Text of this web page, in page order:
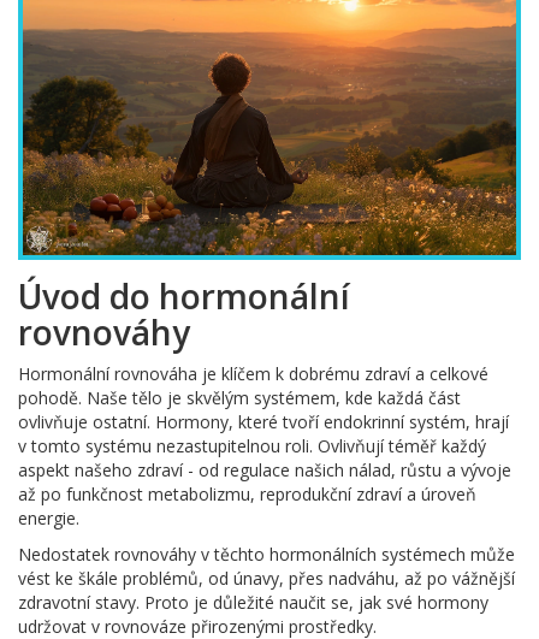
Úvod do hormonální
rovnováhy
Hormonální rovnováha je klíčem k dobrému zdraví a celkové
pohodě. Naše tělo je skvělým systémem, kde každá část
ovlivňuje ostatní. Hormony, které tvoří endokrinní systém, hrají
v tomto systému nezastupitelnou roli. Ovlivňují téměř každý
aspekt našeho zdraví - od regulace našich nálad, růstu a vývoje
až po funkčnost metabolizmu, reprodukční zdraví a úroveň
energie.
Nedostatek rovnováhy v těchto hormonálních systémech může
vést ke škále problémů, od únavy, přes nadváhu, až po vážnější
zdravotní stavy. Proto je důležité naučit se, jak své hormony
udržovat v rovnováze přirozenými prostředky.